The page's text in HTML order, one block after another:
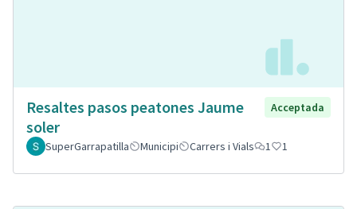
Resaltes pasos peatones Jaume
soler
Acceptada
SuperGarrapatilla Municipi Carrers i Vials 1 1